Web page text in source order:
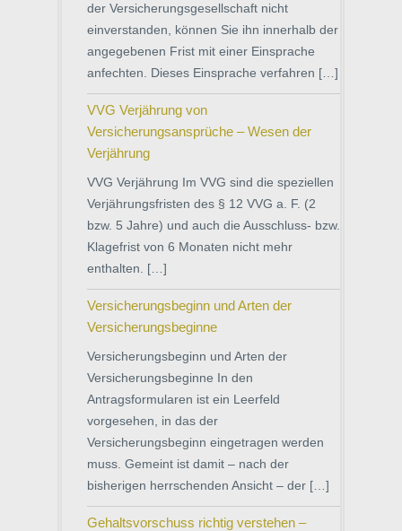
der Versicherungsgesellschaft nicht
einverstanden, können Sie ihn innerhalb der
angegebenen Frist mit einer Einsprache
anfechten. Dieses Einsprache verfahren […]
VVG Verjährung von
Versicherungsansprüche – Wesen der
Verjährung
VVG Verjährung Im VVG sind die speziellen
Verjährungsfristen des § 12 VVG a. F. (2
bzw. 5 Jahre) und auch die Ausschluss- bzw.
Klagefrist von 6 Monaten nicht mehr
enthalten. […]
Versicherungsbeginn und Arten der
Versicherungsbeginne
Versicherungsbeginn und Arten der
Versicherungsbeginne In den
Antragsformularen ist ein Leerfeld
vorgesehen, in das der
Versicherungsbeginn eingetragen werden
muss. Gemeint ist damit – nach der
bisherigen herrschenden Ansicht – der […]
Gehaltsvorschuss richtig verstehen –